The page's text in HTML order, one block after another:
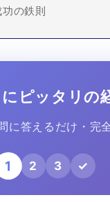
の鉄則
ピッタリの
に答えるだけ・完
1 2 3 ✓